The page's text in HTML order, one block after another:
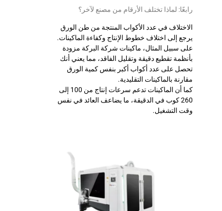
رابعًا: لماذا تختلف الأرقام من مصنع لآخر؟
الاختلاف في عدد الأكواب المنتجة من طن الورق
يرجع إلى اختلاف خطوط الإنتاج وكفاءة الماكينات.
على سبيل المثال، ماكينات شركة البركة مزودة
بأنظمة تقطيع دقيقة وتقليل الفاقد، مما يعني أنك
تحصل على عدد أكواب أكبر بنفس كمية الورق
مقارنة بالماكينات التقليدية.
كما أن الماكينات تدعم سرعات إنتاج من 100 إلى
260 كوب في الدقيقة، ما يضاعف العائد في نفس
وقت التشغيل.